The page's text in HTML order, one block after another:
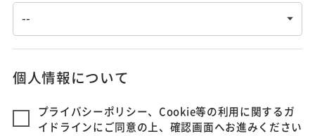
個人情報について
プライバシーポリシー、Cookie等の利用に関するガ
イドラインにご同意の上、確認画面へお進みください